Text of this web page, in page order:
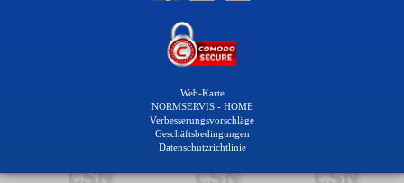
Web-Karte
NORMSERVIS - HOME
Verbesserungsvorschläge
Geschäftsbedingungen
Datenschutzrichtlinie